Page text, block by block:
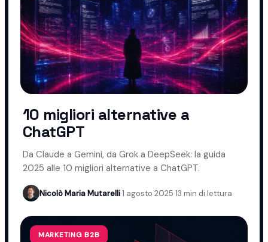
10 migliori alternative a
ChatGPT
Da Claude a Gemini, da Grok a DeepSeek: la guida
2025 alle 10 migliori alternative a ChatGPT.
Nicolò Maria Mutarelli·1 agosto 2025·13 min di lettura
MARKETING B2B